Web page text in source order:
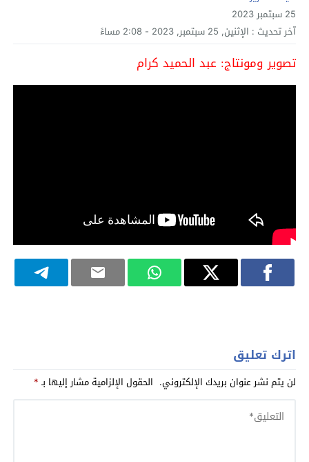
25 سبتمبر 2023
آخر تحديث : الإثنين, 25 سبتمبر, 2023 - 2:08 مساءً
تصوير ومونتاج: عبد الحميد كرام
اترك تعليق
لن يتم نشر عنوان بريدك الإلكتروني. الحقول الإلزامية مشار إليها بـ*